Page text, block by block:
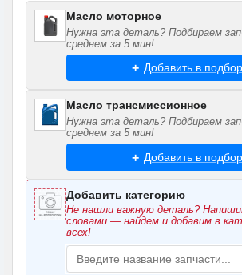
Масло моторное
Нужна эта деталь? Подбираем
среднем за 5 мин!
Добавить в подбор
Масло трансмиссионное
Нужна эта деталь? Подбираем
среднем за 5 мин!
Добавить в подбор
Добавить категорию
Не нашли важную деталь?
словами — найдем и добавим в
всех!